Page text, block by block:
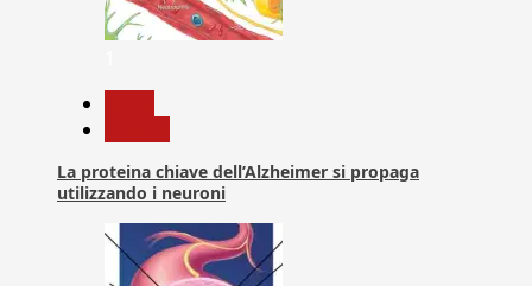
La proteina chiave dell’Alzheimer si propaga
utilizzando i neuroni